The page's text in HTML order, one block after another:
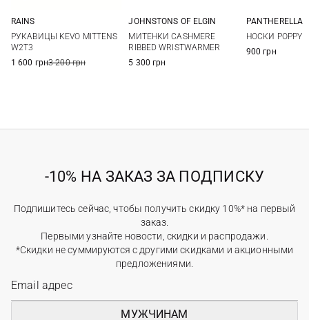
RAINS
РУКАВИЦЫ KEVO MITTENS
W2T3
1 600 грн3 200 грн
JOHNSTONS OF ELGIN
МИТЕНКИ CASHMERE
RIBBED WRISTWARMER
5 300 грн
PANTHERELLA
НОСКИ POPPY
900 грн
-10% НА ЗАКАЗ ЗА ПОДПИСКУ
Подпишитесь сейчас, чтобы получить скидку 10%* на первый
заказ.
Первыми узнайте новости, скидки и распродажи.
*Скидки не суммируются с другими скидками и акционными
предложениями.
МУЖЧИНАМ